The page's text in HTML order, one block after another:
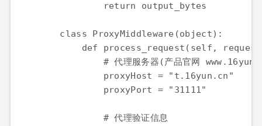
return
output_bytes
class ProxyMiddleware (object
def
process_request ( self , request
# 代理服务器(产品官网
proxyHost
=
"t.16yun.cn"
proxyPort
= "31111"
# 代理验证信息